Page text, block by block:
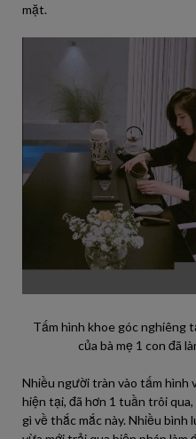
mặt.
Tấm hình khoe góc nghiêng
của bà mẹ 1 con đã
Nhiều người tràn vào tấm hình
hiện tại, đã hơn 1 tuần trôi
gì về thắc mắc này. Nhiều